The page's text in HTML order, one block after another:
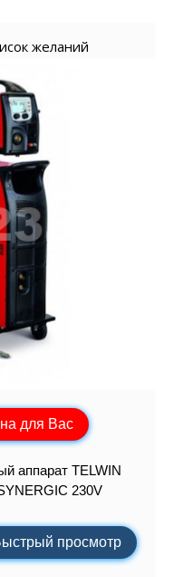
желаний
для Вас
аппарат TELWIN
230V
просмотр